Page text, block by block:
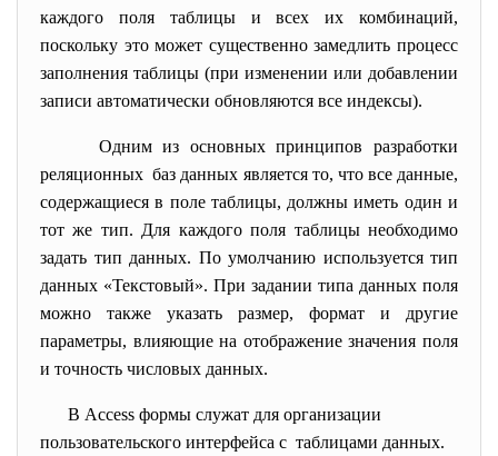
каждого поля таблицы и всех их комбинаций,
поскольку это может существенно замедлить процесс
заполнения таблицы (при изменении или добавлении
записи автоматически обновляются все индексы).
Одним из основных принципов разработки
реляционных баз данных является то, что все данные,
содержащиеся в поле таблицы, должны иметь один и
тот же тип. Для каждого поля таблицы необходимо
задать тип данных. По умолчанию используется тип
данных «Текстовый». При задании типа данных поля
можно также указать размер, формат и другие
параметры, влияющие на отображение значения поля
и точность числовых данных.
В Access формы служат для организации
пользовательского интерфейса с таблицами данных.